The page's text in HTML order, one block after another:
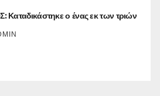
Καταδικάστηκε ο ένας εκ των τριών